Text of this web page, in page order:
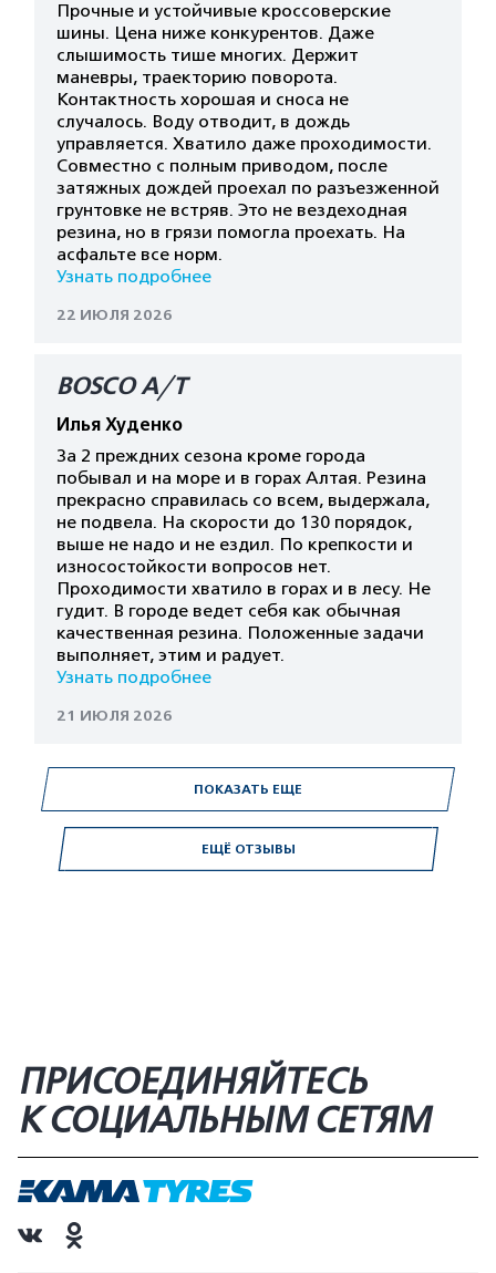
ЕЩЁ ОТЗЫВЫ
Прочные и устойчивые кроссоверские
шины. Цена ниже конкурентов. Даже
слышимость тише многих. Держит
маневры, траекторию поворота.
Контактность хорошая и сноса не
случалось. Воду отводит, в дождь
управляется. Хватило даже проходимости.
Совместно с полным приводом, после
затяжных дождей проехал по разъезженной
грунтовке не встряв. Это не вездеходная
резина, но в грязи помогла проехать. На
асфальте все норм.
Узнать подробнее
22 ИЮЛЯ 2026
BOSCO A/T
Илья Худенко
За 2 преждних сезона кроме города
побывал и на море и в горах Алтая. Резина
прекрасно справилась со всем, выдержала,
не подвела. На скорости до 130 порядок,
выше не надо и не ездил. По крепкости и
износостойкости вопросов нет.
Проходимости хватило в горах и в лесу. Не
гудит. В городе ведет себя как обычная
качественная резина. Положенные задачи
выполняет, этим и радует.
Узнать подробнее
21 ИЮЛЯ 2026
ПОКАЗАТЬ ЕЩЕ
ПРИСОЕДИНЯЙТЕСЬ
К СОЦИАЛЬНЫМ СЕТЯМ